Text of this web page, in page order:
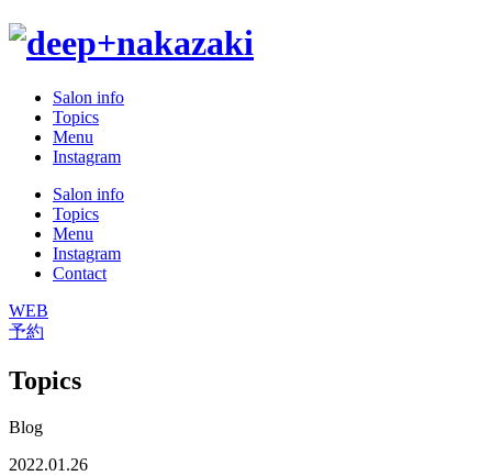
Salon info
Topics
Menu
Instagram
Salon info
Topics
Menu
Instagram
Contact
WEB
予約
Topics
Blog
2022.01.26